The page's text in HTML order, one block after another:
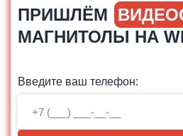
ПРИШЛЁМ
МАГНИТОЛЫ НА
Введите ваш телефон: